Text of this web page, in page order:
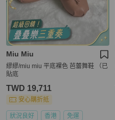
Miu Miu
繆繆/miu miu 平底裸色 芭蕾舞鞋 （已
貼底
TWD 19,711
安心購折抵
狀況良好 香港 免運